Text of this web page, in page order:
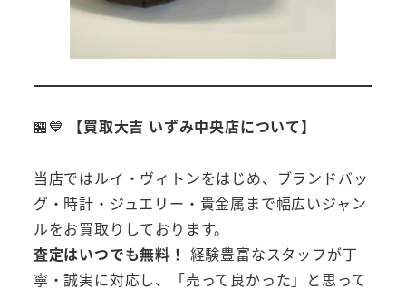
🏪💙 【買取大吉 いずみ中央店について】
当店ではルイ・ヴィトンをはじめ、ブランドバッ
グ・時計・ジュエリー・貴金属まで幅広いジャン
ルをお買取りしております。
査定はいつでも無料！ 経験豊富なスタッフが丁
寧・誠実に対応し、「売って良かった」と思って